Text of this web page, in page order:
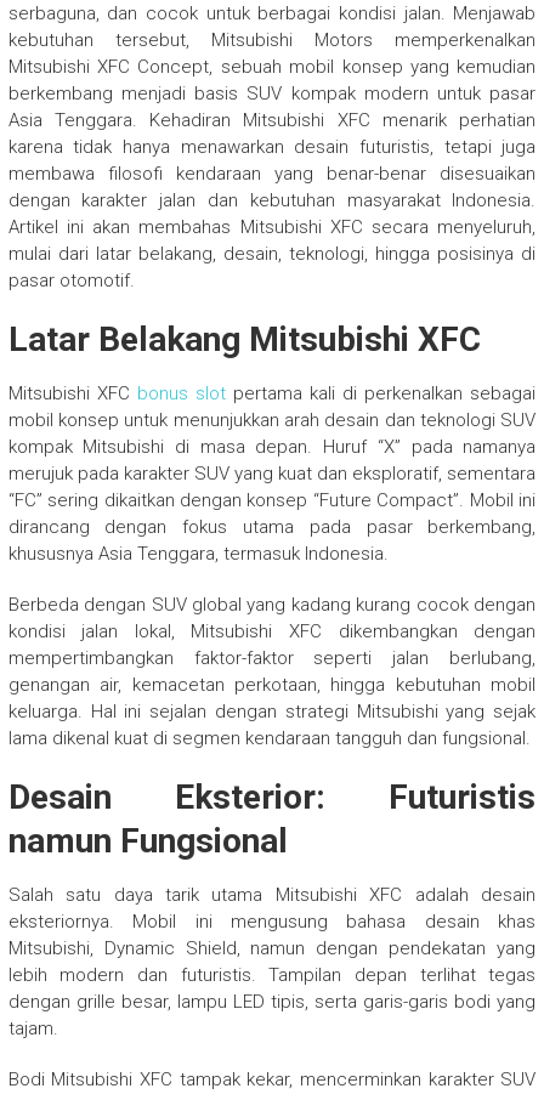
serbaguna, dan cocok untuk berbagai kondisi jalan. Menjawab
kebutuhan tersebut, Mitsubishi Motors memperkenalkan
Mitsubishi XFC Concept, sebuah mobil konsep yang kemudian
berkembang menjadi basis SUV kompak modern untuk pasar
Asia Tenggara. Kehadiran Mitsubishi XFC menarik perhatian
karena tidak hanya menawarkan desain futuristis, tetapi juga
membawa filosofi kendaraan yang benar-benar disesuaikan
dengan karakter jalan dan kebutuhan masyarakat Indonesia.
Artikel ini akan membahas Mitsubishi XFC secara menyeluruh,
mulai dari latar belakang, desain, teknologi, hingga posisinya di
pasar otomotif.
Latar Belakang Mitsubishi XFC
Mitsubishi XFC bonus slotpertama kali di perkenalkan sebagai
mobil konsep untuk menunjukkan arah desain dan teknologi SUV
kompak Mitsubishi di masa depan. Huruf “X” pada namanya
merujuk pada karakter SUV yang kuat dan eksploratif, sementara
“FC” sering dikaitkan dengan konsep “Future Compact”. Mobil ini
dirancang dengan fokus utama pada pasar berkembang,
khususnya Asia Tenggara, termasuk Indonesia.
Berbeda dengan SUV global yang kadang kurang cocok dengan
kondisi jalan lokal, Mitsubishi XFC dikembangkan dengan
mempertimbangkan faktor-faktor seperti jalan berlubang,
genangan air, kemacetan perkotaan, hingga kebutuhan mobil
keluarga. Hal ini sejalan dengan strategi Mitsubishi yang sejak
lama dikenal kuat di segmen kendaraan tangguh dan fungsional.
Desain Eksterior: Futuristis
namun Fungsional
Salah satu daya tarik utama Mitsubishi XFC adalah desain
eksteriornya. Mobil ini mengusung bahasa desain khas
Mitsubishi, Dynamic Shield, namun dengan pendekatan yang
lebih modern dan futuristis. Tampilan depan terlihat tegas
dengan grille besar, lampu LED tipis, serta garis-garis bodi yang
tajam.
Bodi Mitsubishi XFC tampak kekar, mencerminkan karakter SUV